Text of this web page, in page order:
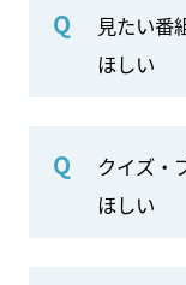
Q
見たい番
ほしい
Q
クイズ・
ほしい